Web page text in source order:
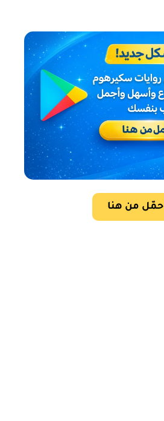
حمّل من هنا